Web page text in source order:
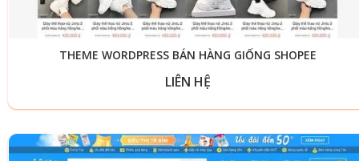
THEME WORDPRESS BÁN HÀNG GIỐNG SHOPEE
LIÊN HỆ